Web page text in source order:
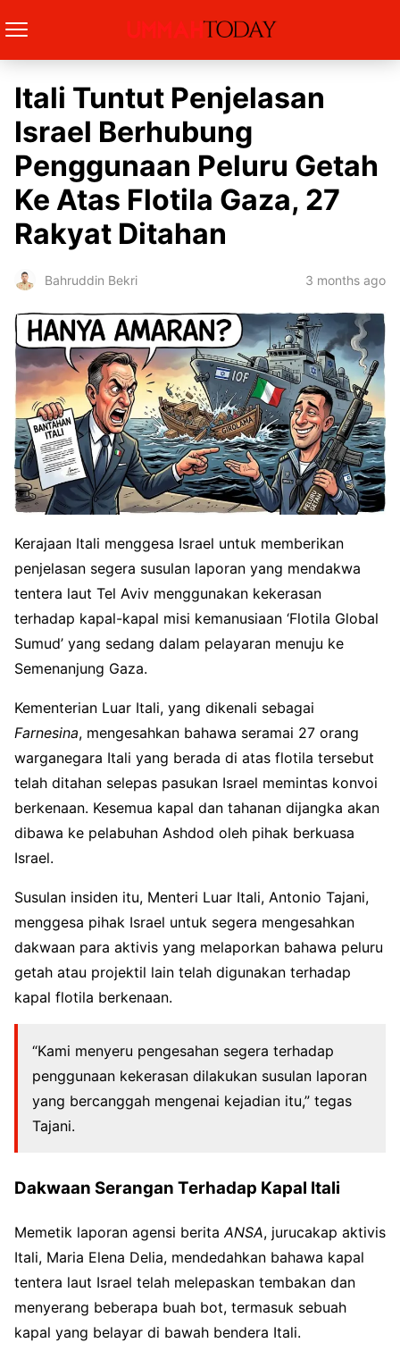
Itali Tuntut Penjelasan
Israel Berhubung
Penggunaan Peluru Getah
Ke Atas Flotila Gaza, 27
Rakyat Ditahan
Bahruddin Bekri 3 months ago
Kerajaan Itali menggesa Israel untuk memberikan
penjelasan segera susulan laporan yang mendakwa
tentera laut Tel Aviv menggunakan kekerasan
terhadap kapal-kapal misi kemanusiaan ‘Flotila Global
Sumud’ yang sedang dalam pelayaran menuju ke
Semenanjung Gaza.
Kementerian Luar Itali, yang dikenali sebagai
Farnesina, mengesahkan bahawa seramai 27 orang
warganegara Itali yang berada di atas flotila tersebut
telah ditahan selepas pasukan Israel memintas konvoi
berkenaan. Kesemua kapal dan tahanan dijangka akan
dibawa ke pelabuhan Ashdod oleh pihak berkuasa
Israel.
Susulan insiden itu, Menteri Luar Itali, Antonio Tajani,
menggesa pihak Israel untuk segera mengesahkan
dakwaan para aktivis yang melaporkan bahawa peluru
getah atau projektil lain telah digunakan terhadap
kapal flotila berkenaan.
“Kami menyeru pengesahan segera terhadap
penggunaan kekerasan dilakukan susulan laporan
yang bercanggah mengenai kejadian itu,” tegas
Tajani.
Dakwaan Serangan Terhadap Kapal Itali
Memetik laporan agensi berita ANSA, jurucakap aktivis
Itali, Maria Elena Delia, mendedahkan bahawa kapal
tentera laut Israel telah melepaskan tembakan dan
menyerang beberapa buah bot, termasuk sebuah
kapal yang belayar di bawah bendera Itali.